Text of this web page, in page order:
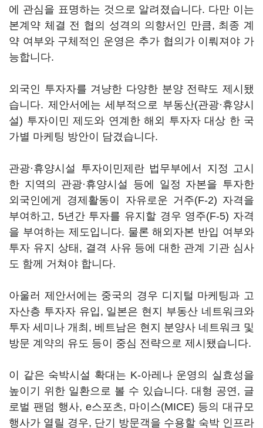
에 관심을 표명하는 것으로 알려졌습니다. 다만 이는
본계약 체결 전 협의 성격의 의향서인 만큼, 최종 계
약 여부와 구체적인 운영은 추가 협의가 이뤄져야 가
능합니다.
외국인 투자자를 겨냥한 다양한 분양 전략도 제시됐
습니다. 제안서에는 세부적으로 부동산(관광·휴양시
설) 투자이민 제도와 연계한 해외 투자자 대상 한 국
가별 마케팅 방안이 담겼습니다.
관광·휴양시설 투자이민제란 법무부에서 지정 고시
한 지역의 관광·휴양시설 등에 일정 자본을 투자한
외국인에게 경제활동이 자유로운 거주(F-2) 자격을
부여하고, 5년간 투자를 유지할 경우 영주(F-5) 자격
을 부여하는 제도입니다. 물론 해외자본 반입 여부와
투자 유지 상태, 결격 사유 등에 대한 관계 기관 심사
도 함께 거쳐야 합니다.
아울러 제안서에는 중국의 경우 디지털 마케팅과 고
자산층 투자자 유입, 일본은 현지 부동산 네트워크와
투자 세미나 개최, 베트남은 현지 분양사 네트워크 및
방문 계약의 유도 등이 중심 전략으로 제시됐습니다.
이 같은 숙박시설 확대는 K-아레나 운영의 실효성을
높이기 위한 일환으로 볼 수 있습니다. 대형 공연, 글
로벌 팬덤 행사, e스포츠, 마이스(MICE) 등의 대규모
행사가 열릴 경우, 단기 방문객을 수용할 숙박 인프라